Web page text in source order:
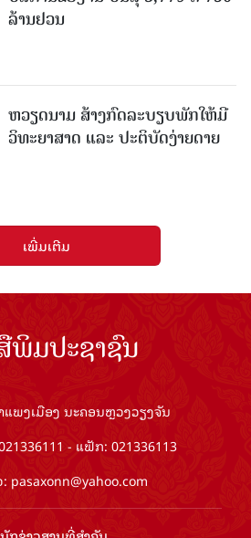
ລ້ານຢວນ
ຫວຽດນາມ ສ້າງກົດລະບຽບພັກໃຫ້ມີ
ວິທະຍາສາດ ແລະ ປະຕິບັດງ່າຍດາຍ
ເພີ່ມເຕີມ
ມປະຊາຊົນ
ພງເມືອງ ນະຄອນຫຼວງວຽງຈັນ
- ແຟັກ: 021336113
: pasaxonn@yahoo.com